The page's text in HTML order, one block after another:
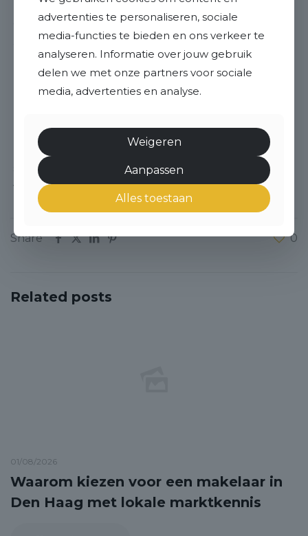
Real Estatete bezoeken voor meer informatie
over onze diensten. Hier vind je alles over wat wij
als makelaar den haag te bieden hebben.
Bij Rick Real Estate maken we jouw doel ons doel.
Laten we samen jouw woonwensen realiseren.
maak een afspraak voor een
kennismakingsgesprek. Wij zijn er klaar voor om
samen met jou de mooiste woning in Den Haag te
vinden.
Share 0
Related posts
01/08/2026
Waarom kiezen voor een makelaar in
Den Haag met lokale marktkennis
advertenties te personaliseren, sociale
media-functies te bieden en ons verkeer te
analyseren. Informatie over jouw gebruik
delen we met onze partners voor sociale
media, advertenties en analyse.
Weigeren
Aanpassen
Alles toestaan